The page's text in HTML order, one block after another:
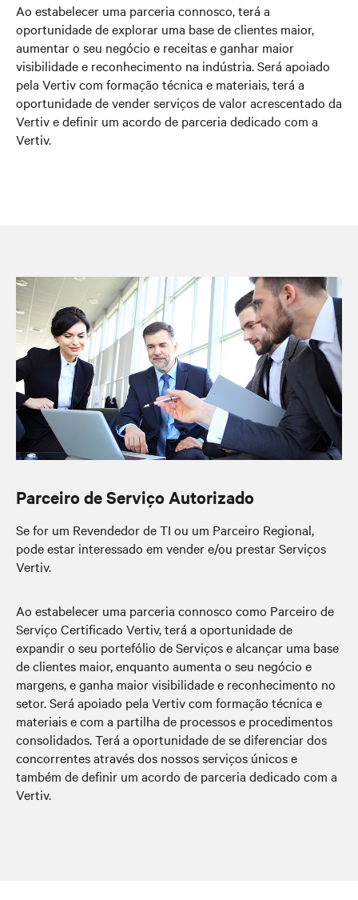
Ao estabelecer uma parceria connosco, terá a
oportunidade de explorar uma base de clientes maior,
aumentar o seu negócio e receitas e ganhar maior
visibilidade e reconhecimento na indústria. Será apoiado
pela Vertiv com formação técnica e materiais, terá a
oportunidade de vender serviços de valor acrescentado da
Vertiv e definir um acordo de parceria dedicado com a
Vertiv.
Parceiro de Serviço Autorizado
Se for um Revendedor de TI ou um Parceiro Regional,
pode estar interessado em vender e/ou prestar Serviços
Vertiv.
Ao estabelecer uma parceria connosco como Parceiro de
Serviço Certificado Vertiv, terá a oportunidade de
expandir o seu portefólio de Serviços e alcançar uma base
de clientes maior, enquanto aumenta o seu negócio e
margens, e ganha maior visibilidade e reconhecimento no
setor. Será apoiado pela Vertiv com formação técnica e
materiais e com a partilha de processos e procedimentos
consolidados. Terá a oportunidade de se diferenciar dos
concorrentes através dos nossos serviços únicos e
também de definir um acordo de parceria dedicado com a
Vertiv.